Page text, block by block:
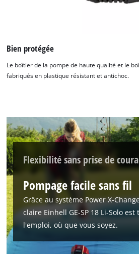
Nous avons besoin
pouvoir
This content is not
to trackers that are
the site with their
to the list of
Powered by
Bien protégée
Le boîtier de la pompe de haute qualité et le
fabriqués en plastique résistant et antichoc.
Flexibilité sans prise de
Pompage facile sans fil
Grâce au système Power X-
claire Einhell GE-SP 18 Li-Solo
l'emploi, où que vous soyez.